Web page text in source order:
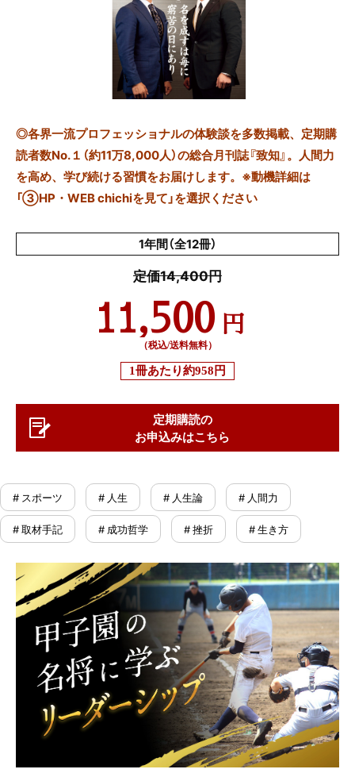
◎各界一流プロフェッショナルの体験談を多数掲載、定期購
読者数No.１（約11万8,000人）の総合月刊誌『致知』。人間力
を高め、学び続ける習慣をお届けします。※動機詳細は
「③HP・WEB chichiを見て」を選択ください
1年間（全12冊）
定価14,400円
11,500 円
（税込/送料無料）
1冊あたり約958円
定期購読の
お申込みはこちら
# スポーツ # 人生 # 人生論 # 人間力
# 取材手記 # 成功哲学 # 挫折 # 生き方